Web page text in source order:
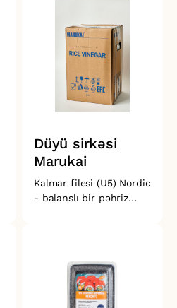
Düyü sirkəsi
Marukai
Kalmar filesi (U5) Nordic
- balanslı bir pəhriz
dondurulmuş kalmar
filesi dəniz məhsullarını
sevənlərə ləzzətli